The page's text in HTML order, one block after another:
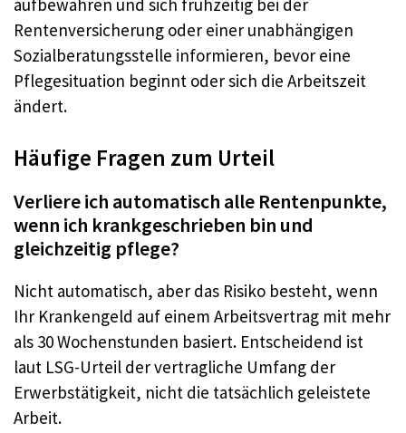
Rentenversicherung oder einer unabhängigen
Sozialberatungsstelle informieren, bevor eine
Pflegesituation beginnt oder sich die Arbeitszeit
ändert.
Häufige Fragen zum Urteil
Verliere ich automatisch alle Rentenpunkte,
wenn ich krankgeschrieben bin und
gleichzeitig pflege?
Nicht automatisch, aber das Risiko besteht, wenn
Ihr Krankengeld auf einem Arbeitsvertrag mit mehr
als 30 Wochenstunden basiert. Entscheidend ist
laut LSG-Urteil der vertragliche Umfang der
Erwerbstätigkeit, nicht die tatsächlich geleistete
Arbeit.